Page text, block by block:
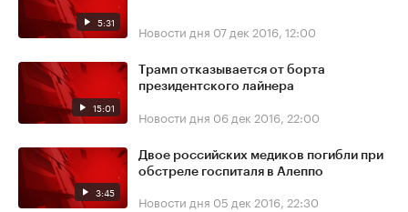
5:31 Новости дня 07 дек 2016, 12:00
15:01
Трамп отказывается от борта
президентского лайнера
Новости дня 06 дек 2016, 22:00
3:45
Двое российских медиков погибли при
обстреле госпиталя в Алеппо
Новости дня 05 дек 2016, 22:30